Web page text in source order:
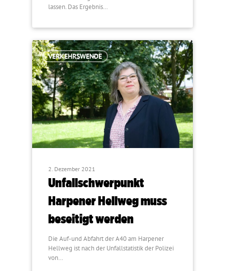
lassen. Das Ergebnis…
VERKEHRSWENDE
2. Dezember 2021
Unfallschwerpunkt
Harpener Hellweg muss
beseitigt werden
Die Auf-und Abfahrt der A40 am Harpener
Hellweg ist nach der Unfallstatistik der Polizei
von…